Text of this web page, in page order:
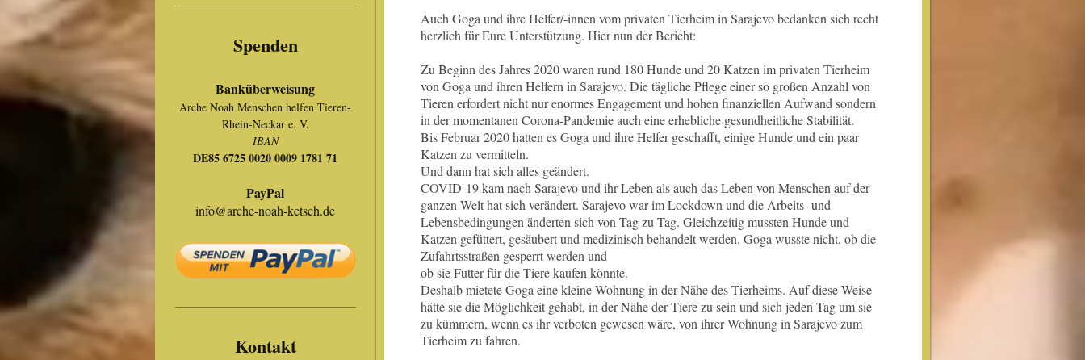
Auch Goga und ihre Helfer/-innen vom privaten Tierheim in Sarajevo bedanken sich recht
herzlich für Eure Unterstützung. Hier nun der Bericht:
Zu Beginn des Jahres 2020 waren rund 180 Hunde und 20 Katzen im privaten Tierheim
von Goga und ihren Helfern in Sarajevo. Die tägliche Pflege einer so großen Anzahl von
Tieren erfordert nicht nur enormes Engagement und hohen finanziellen Aufwand sondern
in der momentanen Corona-Pandemie auch eine erhebliche gesundheitliche Stabilität.
Bis Februar 2020 hatten es Goga und ihre Helfer geschafft, einige Hunde und ein paar
Katzen zu vermitteln.
Und dann hat sich alles geändert.
COVID-19 kam nach Sarajevo und ihr Leben als auch das Leben von Menschen auf der
ganzen Welt hat sich verändert. Sarajevo war im Lockdown und die Arbeits- und
Lebensbedingungen änderten sich von Tag zu Tag. Gleichzeitig mussten Hunde und
Katzen gefüttert, gesäubert und medizinisch behandelt werden. Goga wusste nicht, ob die
Zufahrtsstraßen gesperrt werden und
ob sie Futter für die Tiere kaufen könnte.
Deshalb mietete Goga eine kleine Wohnung in der Nähe des Tierheims. Auf diese Weise
hätte sie die Möglichkeit gehabt, in der Nähe der Tiere zu sein und sich jeden Tag um sie
zu kümmern, wenn es ihr verboten gewesen wäre, von ihrer Wohnung in Sarajevo zum
Tierheim zu fahren.
Spenden
Banküberweisung
Arche Noah Menschen helfen Tieren-
Rhein-Neckar e. V.
IBAN
DE85 6725 0020 0009 1781 71
PayPal
info@arche-noah-ketsch.de
Kontakt